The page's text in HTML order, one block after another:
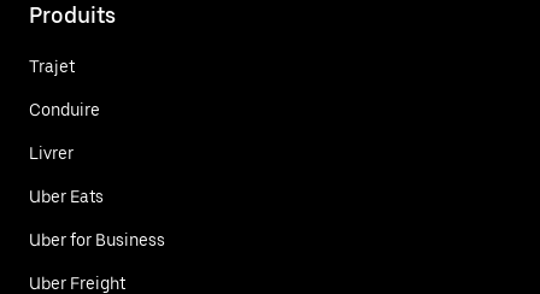
Produits
Trajet
Conduire
Livrer
Uber Eats
Uber for Business
Uber Freight